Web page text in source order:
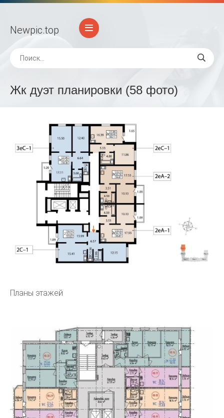
Newpic.top
Жк дуэт планировки (58 фото)
Планы этажей